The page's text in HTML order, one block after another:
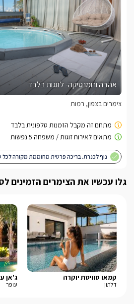
לצפייה באטרקציות ומסעדות
לחצו כאן
אהבה ורומנטיקה- לזוגות בלבד
צימרים בצפון, רמות
נוף לכנרת. בריכה פרטית מחוממת מקורה לכל
גלו עכשיו את הצימרים הזמינים
קמאו סוויטת יוקרה
דלתון
ג'אן
עופר